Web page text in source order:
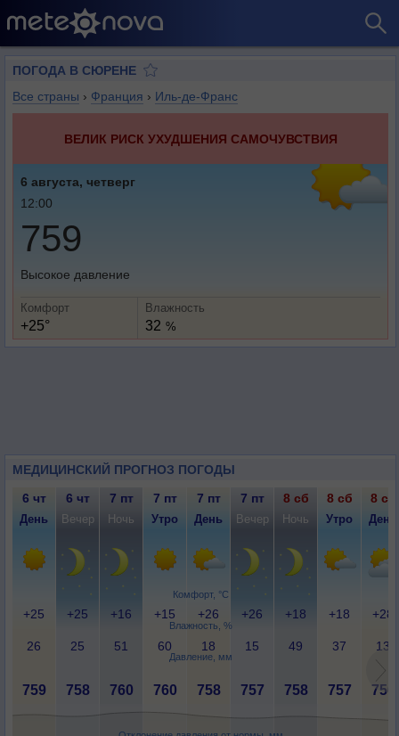
ПОГОДА В СЮРЕНЕ
Все страны › Франция › Иль-де-Франс
ВЕЛИК РИСК УХУДШЕНИЯ САМОЧУВСТВИЯ
6 августа, четверг
12:00
759
Высокое давление
Комфорт
+25°
Влажность
32 %
МЕДИЦИНСКИЙ ПРОГНОЗ ПОГОДЫ
Комфорт, °C
Влажность, %
Давление, мм
6 чт 6 чт 7 пт 7 пт 7 пт 7 пт 8 сб 8 сб 8 сб
День Вечер Ночь Утро День Вечер Ночь Утро День
+25 +25 +16 +15 +26 +26 +18 +18 +28
26 25 51 60 18 15 49 37 13
759 758 760 760 758 757 758 757 756